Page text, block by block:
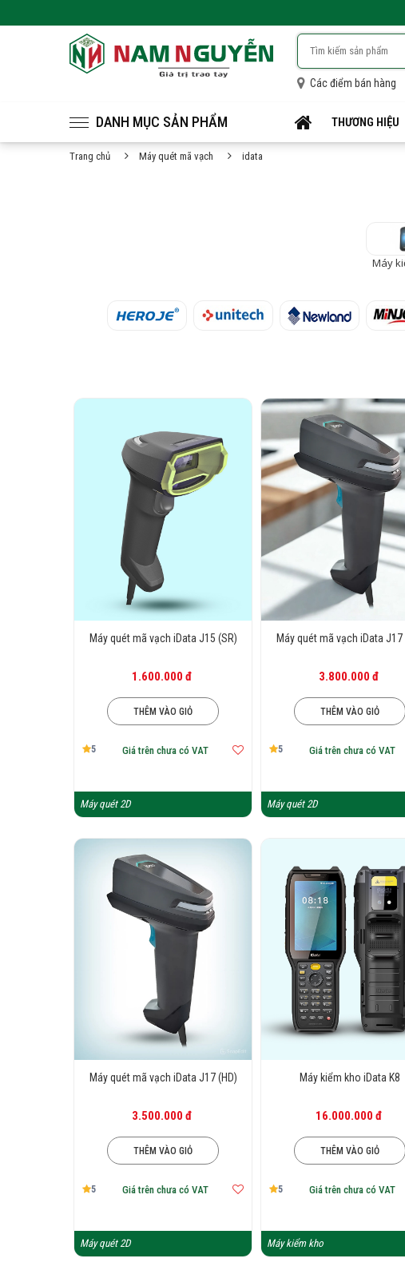
Các điểm bán hàng
DANH MỤC SẢN PHẨM THƯƠNG HIỆU
Trang chủ Máy quét mã vạch idata
Máy
Máy quét mã vạch iData J15 (SR)
1.600.000 đ
THÊM VÀO GIỎ
5 Giá trên chưa có VAT
Máy quét 2D
Máy quét mã vạch iData J17
3.800.000 đ
THÊM VÀO GIỎ
5 Giá trên chưa có VAT
Máy quét 2D
Máy quét mã vạch iData J17 (HD)
3.500.000 đ
THÊM VÀO GIỎ
5 Giá trên chưa có VAT
Máy quét 2D
Máy kiểm kho iData K8
16.000.000 đ
THÊM VÀO GIỎ
5 Giá trên chưa có VAT
Máy kiểm kho